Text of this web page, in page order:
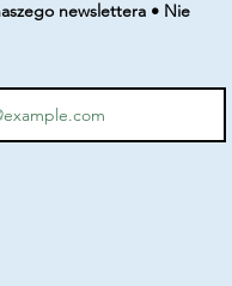
newslettera • Nie